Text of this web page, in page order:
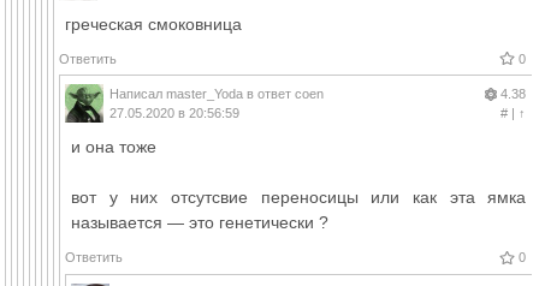
греческая смоковница
Ответить 0
Написал master_Yoda в ответ coen
27.05.2020 в 20:56:59
4.38
#| ↑
и она тоже
вот у них отсутсвие переносицы или как эта ямка
называется — это генетически ?
Ответить 0